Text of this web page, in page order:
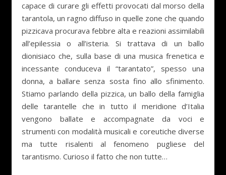
capace di curare gli effetti provocati dal morso della
tarantola, un ragno diffuso in quelle zone che quando
pizzicava procurava febbre alta e reazioni assimilabili
all’epilessia o all’isteria. Si trattava di un ballo
dionisiaco che, sulla base di una musica frenetica e
incessante conduceva il “tarantato”, spesso una
donna, a ballare senza sosta fino allo sfinimento.
Stiamo parlando della pizzica, un ballo della famiglia
delle tarantelle che in tutto il meridione d’Italia
vengono ballate e accompagnate da voci e
strumenti con modalità musicali e coreutiche diverse
ma tutte risalenti al fenomeno pugliese del
tarantismo. Curioso il fatto che non tutte…